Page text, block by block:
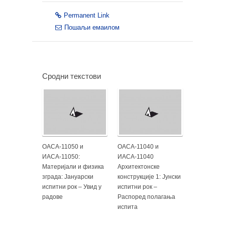
Permanent Link
Пошаљи емаилом
Сродни текстови
ОАСА-11050 и
ИАСА-11050:
Материјали и физика
зграда: Јануарски
испитни рок – Увид у
радове
ОАСА-11040 и
ИАСА-11040
Архитектонске
конструкције 1: Јунски
испитни рок –
Распоред полагања
испита